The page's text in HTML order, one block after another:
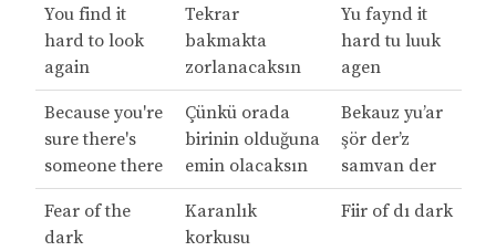
You find it
hard to look
again
Tekrar
bakmakta
zorlanacaksın
Yu faynd it
hard tu luuk
agen
Because you're
sure there's
someone there
Çünkü orada
birinin olduğuna
emin olacaksın
Bekauz yu’ar
şör der’z
samvan der
Fear of the
dark
Karanlık
korkusu
Fiir of dı dark